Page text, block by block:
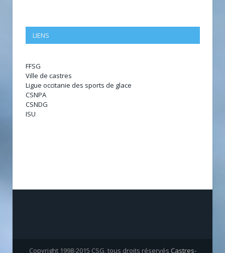
LIENS
FFSG
Ville de castres
Ligue occitanie des sports de glace
CSNPA
CSNDG
ISU
Copyright 1998-2015 CSG, tous droits réservés Castres-